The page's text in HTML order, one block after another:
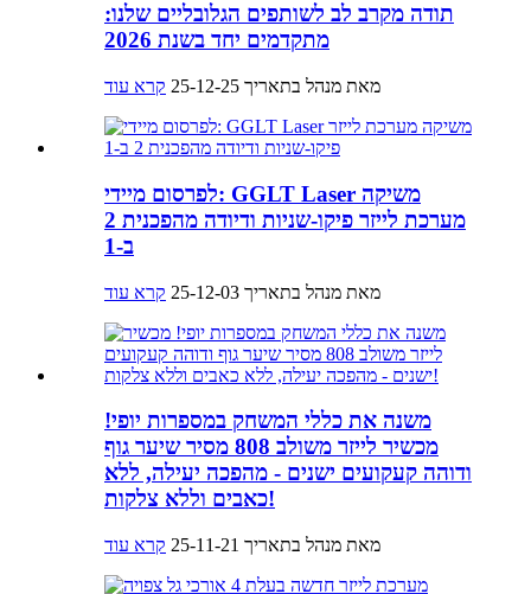
תודה מקרב לב לשותפים הגלובליים שלנו:
מתקדמים יחד בשנת 2026
מאת מנהל בתאריך 25-12-25 קרא עוד
לפרסום מיידי: GGLT Laser משיקה
מערכת לייזר פיקו-שניות ודיודה מהפכנית 2
ב-1
מאת מנהל בתאריך 25-12-03 קרא עוד
משנה את כללי המשחק במספרות יופי!
מכשיר לייזר משולב 808 מסיר שיער גוף
ודוהה קעקועים ישנים - מהפכה יעילה, ללא
כאבים וללא צלקות!
מאת מנהל בתאריך 25-11-21 קרא עוד